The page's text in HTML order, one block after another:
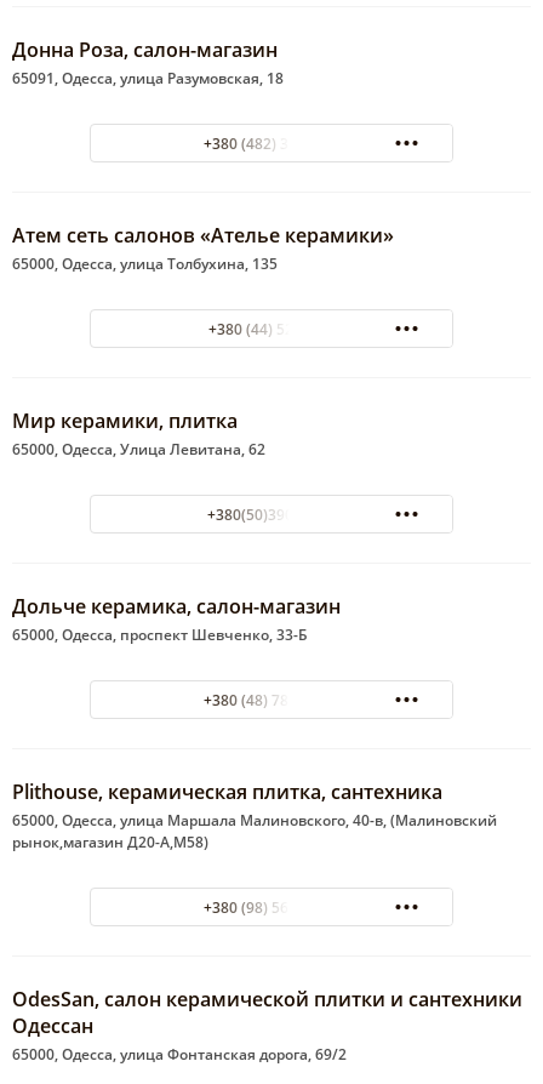
Донна Роза, салон-магазин
65091, Одесса, улица Разумовская, 18
+380 (482) 33-42-24
Атем сеть салонов «Ателье керамики»
65000, Одесса, улица Толбухина, 135
+380 (44) 5202000
Мир керамики, плитка
65000, Одесса, Улица Левитана, 62
+380(50)390-93-83
Дольче керамика, салон-магазин
65000, Одесса, проспект Шевченко, 33-Б
+380 (48) 785-13-23
Plithouse, керамическая плитка, сантехника
65000, Одесса, улица Маршала Малиновского, 40-в, (Малиновский
рынок,магазин Д20-А,М58)
+380 (98) 563-68-06
OdesSan, салон керамической плитки и сантехники
Одессан
65000, Одесса, улица Фонтанская дорога, 69/2